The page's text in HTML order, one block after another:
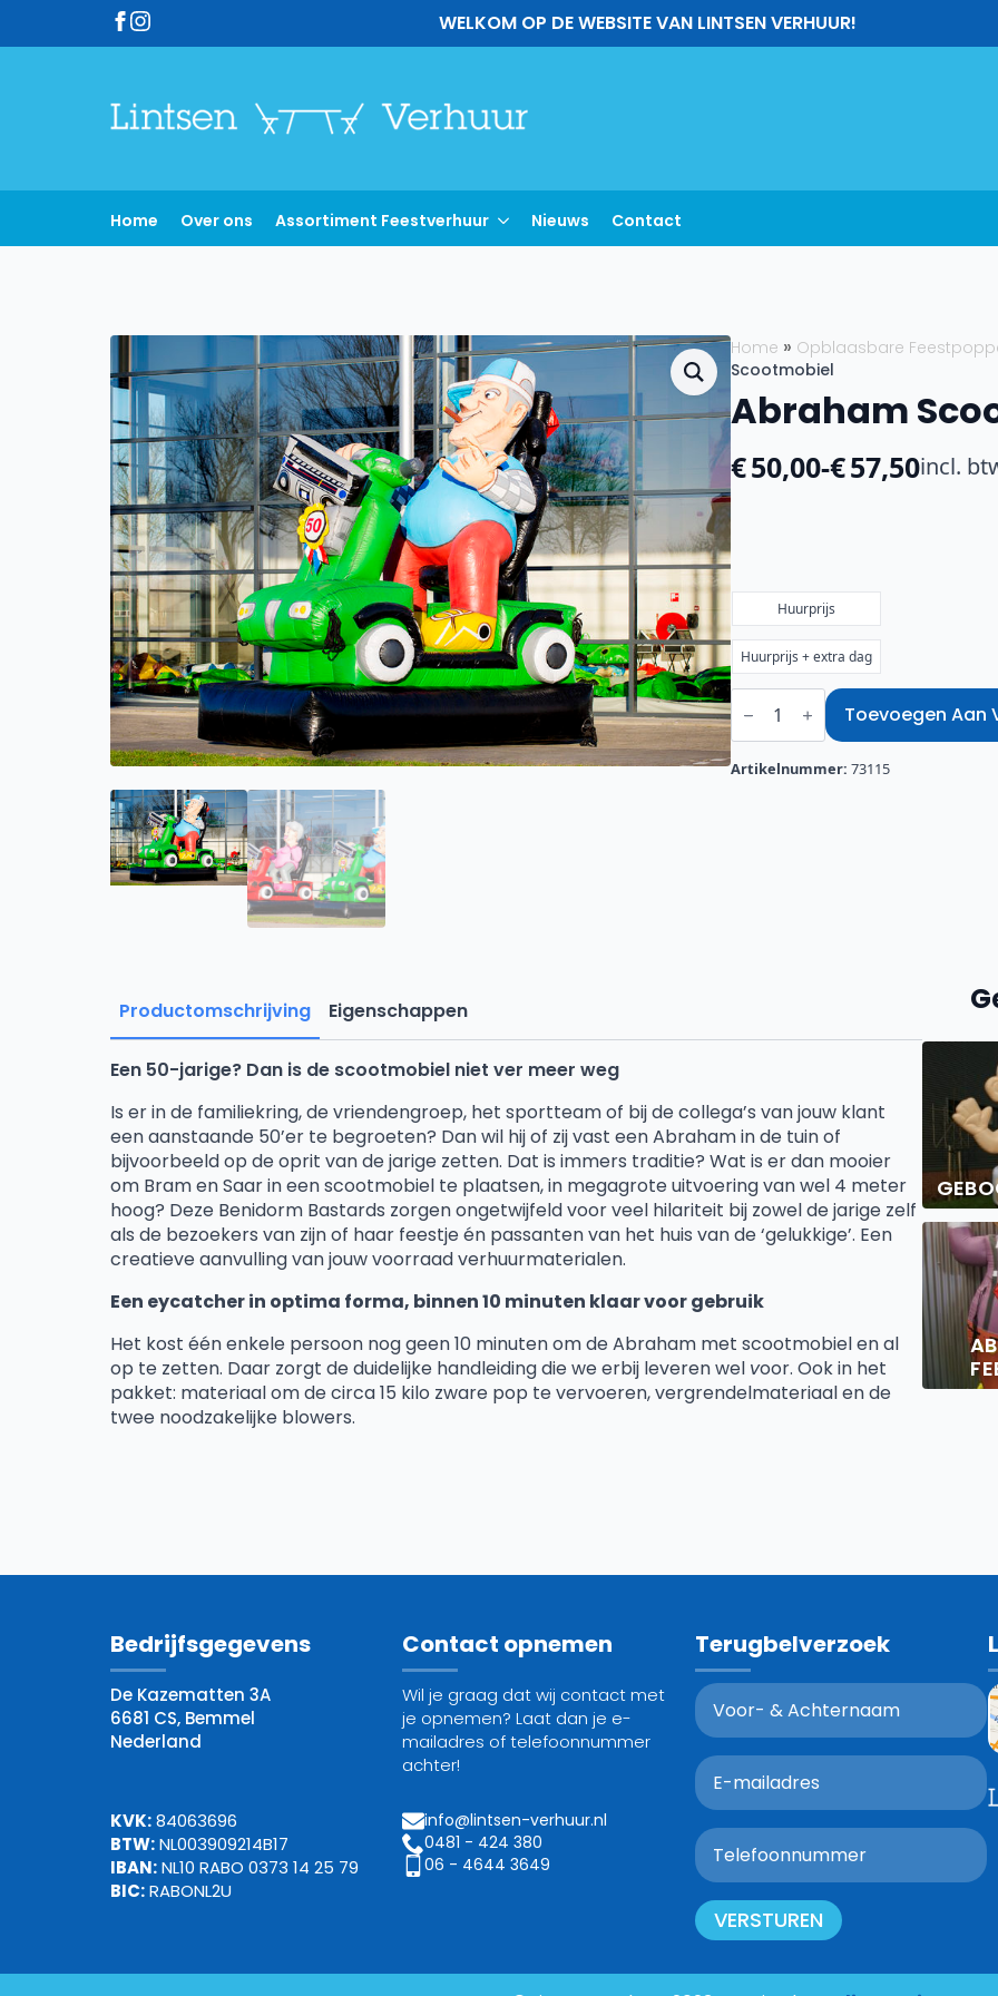
WELKOM OP DE WEBSITE VAN LINTSEN VERHUUR!
Home Over ons Assortiment Feestverhuur Nieuws Contact
Home Opblaasbare
Scootmobiel
Abraham
€50,00-€57,50
Prijsklasse:
€50,00
tot
€57,50
incl.
Huurprijs
Huurprijs + extra dag
Abraham
Scootmobiel
aantal
Toevoegen Aan
Artikelnummer: 73115
Productomschrijving Eigenschappen
Een 50-jarige? Dan is de scootmobiel niet ver meer weg
Is er in de familiekring, de vriendengroep, het sportteam of bij decollega’s van jouw klant
een aanstaande 50’er te begroeten? Dan wil hij of zij vast een Abraham in de tuin of
bijvoorbeeld op de oprit van de jarige zetten. Dat is immers traditie? Wat is er dan mooier
om Bram en Saar in een scootmobiel te plaatsen, in megagrote uitvoering van wel 4 meter
hoog? Deze Benidorm Bastards zorgen ongetwijfeld voor veel hilariteit bij zowel de jarige zelf
als de bezoekers van zijn of haar feestje én passanten van het huis van de‘gelukkige’. Een
creatieve aanvulling van jouwvoorraadverhuurmaterialen.
Een eycatcher in optima forma, binnen 10 minuten klaar voorgebruik
Het kost één enkele persoon nog geen 10 minuten om de Abraham met scootmobiel en al
op te zetten. Daar zorgt de duidelijke handleiding die we erbij leveren wel voor. Ook in het
pakket: materiaal om de circa 15 kilo zware pop te vervoeren,vergrendelmateriaal en de
twee noodzakelijke blowers.
Bedrijfsgegevens
De Kazematten 3A
6681 CS, Bemmel
Nederland
KVK:84063696
BTW:NL003909214B17
IBAN:NL10 RABO 0373 14 25 79
BIC:RABONL2U
Contact opnemen
Wil je graag dat wij contact met
je opnemen? Laat dan je e-
mailadres of telefoonnummer
achter!
info@lintsen-verhuur.nl
0481 - 424 380
06 - 4644 3649
Terugbelverzoek
VERSTUREN